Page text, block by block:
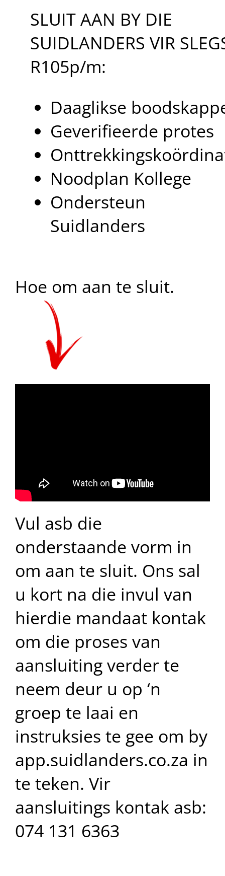
SLUIT AAN BY DIE
SUIDLANDERS VIR
R105p/m:
Daaglikse
Geverifieerde protes
Noodplan Kollege
Ondersteun
Suidlanders
Hoe om aan te sluit.
Vul asb die
onderstaande vorm in
om aan te sluit. Ons sal
u kort na die invul van
hierdie mandaat kontak
om die proses van
aansluiting verder te
neem deur u op ‘n
groep te laai en
instruksies te gee om by
app.suidlanders.co.za in
te teken. Vir
aansluitings kontak asb:
074 131 6363